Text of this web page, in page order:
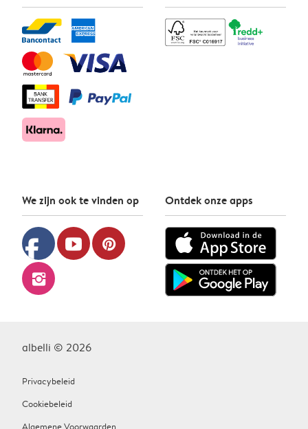
We zijn ook te vinden op
facebook youtube pinterest
instagram
Ontdek onze apps
albelli © 2026
Privacybeleid
Cookiebeleid
Algemene Voorwaarden